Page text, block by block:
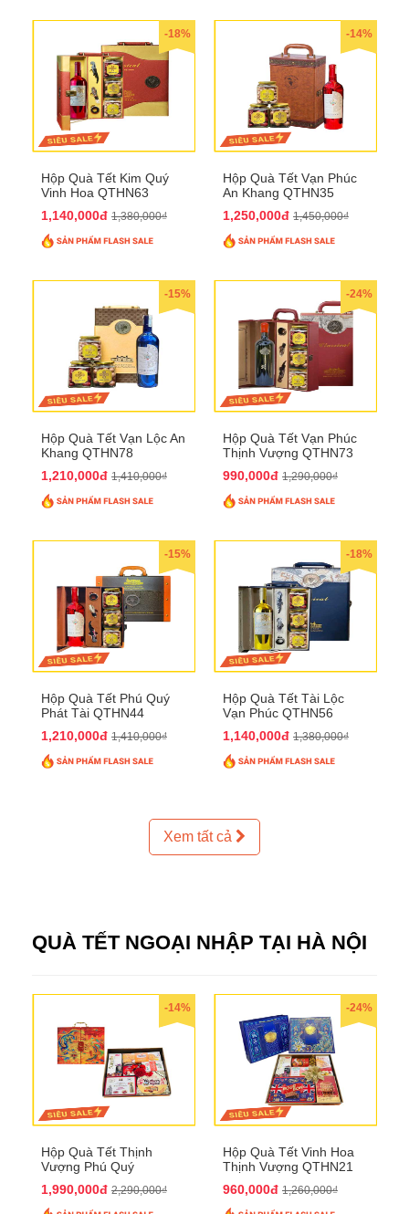
-18%
Hộp Quà Tết Kim Quý
Vinh Hoa QTHN63
1,140,000đ 1,380,000₫
-14%
Hộp Quà Tết Vạn Phúc
An Khang QTHN35
1,250,000đ 1,450,000₫
-15%
Hộp Quà Tết Vạn Lộc An
Khang QTHN78
1,210,000đ 1,410,000₫
-24%
Hộp Quà Tết Vạn Phúc
Thịnh Vượng QTHN73
990,000đ 1,290,000₫
-15%
Hộp Quà Tết Phú Quý
Phát Tài QTHN44
1,210,000đ 1,410,000₫
-18%
Hộp Quà Tết Tài Lộc
Vạn Phúc QTHN56
1,140,000đ 1,380,000₫
Xem tất cả
QUÀ TẾT NGOẠI NHẬP TẠI HÀ NỘI
-14%
Hộp Quà Tết Thịnh
Vượng Phú Quý
1,990,000đ 2,290,000₫
-24%
Hộp Quà Tết Vinh Hoa
Thịnh Vượng QTHN21
960,000đ 1,260,000₫